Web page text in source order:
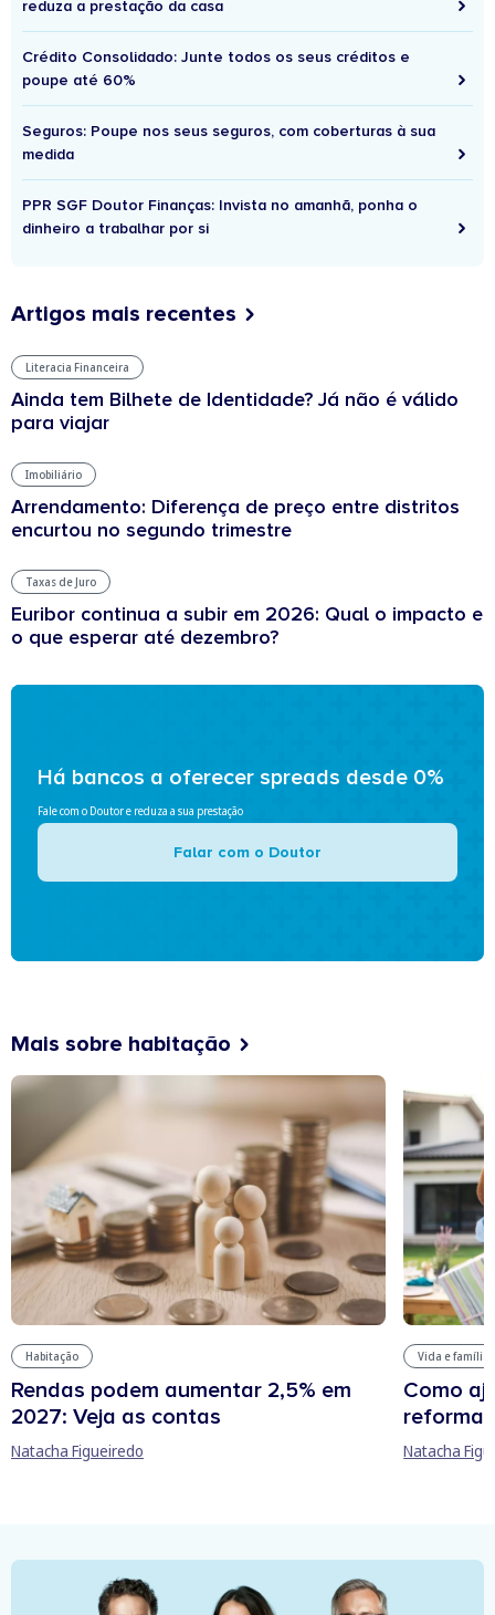
reduza a prestação da casa
Crédito Consolidado: Junte todos os seus créditos e
poupe até 60%
Seguros: Poupe nos seus seguros, com coberturas à sua
medida
PPR SGF Doutor Finanças: Invista no amanhã, ponha o
dinheiro a trabalhar por si
Artigos mais recentes
Literacia Financeira
Ainda tem Bilhete de Identidade? Já não é válido
para viajar
Imobiliário
Arrendamento: Diferença de preço entre distritos
encurtou no segundo trimestre
Taxas de Juro
Euribor continua a subir em 2026: Qual o impacto e
o que esperar até dezembro?
Há bancos a oferecer spreads desde 0%
Fale com o Doutor e reduza a sua prestação
Falar com o Doutor
Mais sobre habitação
Habitação
Rendas podem aumentar 2,5% em
2027: Veja as contas
Natacha Figueiredo
Vida e família
Como
reforma
Natacha